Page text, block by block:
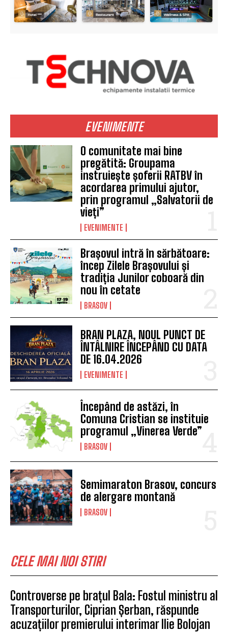
EVENIMENTE
O comunitate mai bine
pregătită: Groupama
instruiește șoferii RATBV în
acordarea primului ajutor,
prin programul „Salvatorii de
vieți”
EVENIMENTE
Brașovul intră în sărbătoare:
încep Zilele Brașovului și
tradiția Junilor coboară din
nou în cetate
BRASOV
BRAN PLAZA, NOUL PUNCT DE
ÎNTÂLNIRE ÎNCEPÂND CU DATA
DE 16.04.2026
EVENIMENTE
Începând de astăzi, în
Comuna Cristian se instituie
programul „Vinerea Verde”
BRASOV
Semimaraton Brasov, concurs
de alergare montană
BRASOV
CELE MAI NOI STIRI
Controverse pe brațul Bala: Fostul ministru al
Transporturilor, Ciprian Șerban, răspunde
acuzațiilor premierului interimar Ilie Bolojan